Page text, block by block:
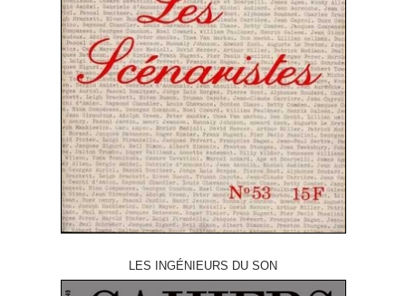
LES INGÉNIEURS DU SON